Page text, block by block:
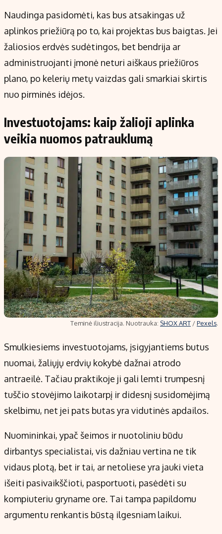
Naudinga pasidomėti, kas bus atsakingas už
aplinkos priežiūrą po to, kai projektas bus baigtas. Jei
žaliosios erdvės sudėtingos, bet bendrija ar
administruojanti įmonė neturi aiškaus priežiūros
plano, po kelerių metų vaizdas gali smarkiai skirtis
nuo pirminės idėjos.
Investuotojams: kaip žalioji aplinka
veikia nuomos patrauklumą
Teminė iliustracija. Nuotrauka: SHOX ART /Pexels.
Smulkiesiems investuotojams, įsigyjantiems butus
nuomai, žaliųjų erdvių kokybė dažnai atrodo
antraeilė. Tačiau praktikoje ji gali lemti trumpesnį
tuščio stovėjimo laikotarpį ir didesnį susidomėjimą
skelbimu, net jei pats butas yra vidutinės apdailos.
Nuomininkai, ypač šeimos ir nuotoliniu būdu
dirbantys specialistai, vis dažniau vertina ne tik
vidaus plotą, bet ir tai, ar netoliese yra jauki vieta
išeiti pasivaikščioti, pasportuoti, pasėdėti su
kompiuteriu gryname ore. Tai tampa papildomu
argumentu renkantis būstą ilgesniam laikui.